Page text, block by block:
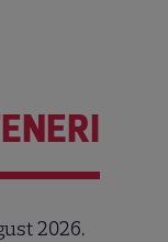
2026.